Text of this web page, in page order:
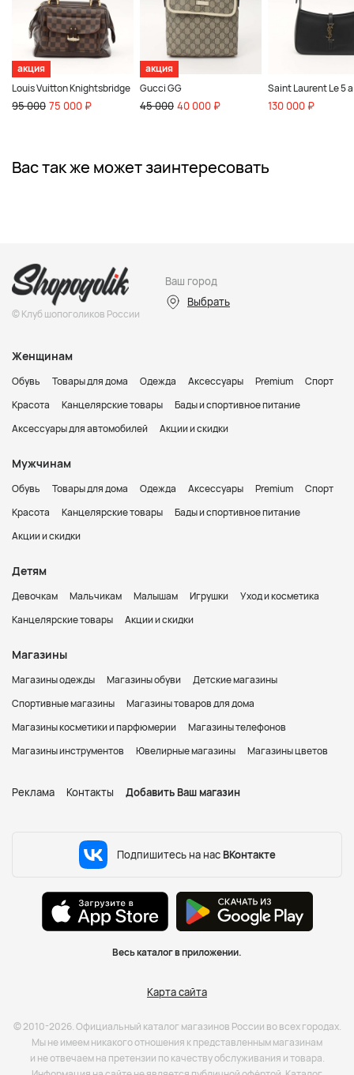
акция
Louis Vuitton Knightsbridge
95 000 75 000 ₽
акция
Gucci GG
45 000 40 000 ₽
Saint Laurent Le 5 a
130 000 ₽
Вас так же может заинтересовать
© Клуб шопоголиков России
Ваш город
Выбрать
Женщинам
Обувь Товары для дома Одежда Аксессуары Premium
Спорт
Красота
Канцелярские товары
Бады и спортивное питание
Аксессуары для автомобилей
Акции и скидки
Мужчинам
Обувь Товары для дома Одежда Аксессуары Premium
Спорт
Красота
Канцелярские товары
Бады и спортивное питание
Акции и скидки
Детям
Девочкам Мальчикам Малышам Игрушки
Уход и косметика
Канцелярские товары
Акции и скидки
Магазины
Магазины одежды Магазины обуви
Детские магазины
Спортивные магазины
Магазины товаров для дома
Магазины косметики и парфюмерии
Магазины телефонов
Магазины инструментов
Ювелирные магазины Магазины цветов
Реклама Контакты Добавить Ваш магазин
Подпишитесь на нас ВКонтакте
Весь каталог в приложении.
Карта сайта
© 2010-2026. Официальный каталог магазинов России во всех городах.
Мы не имеем никакого отношения к представленным магазинам
и не отвечаем на претензии по качеству обслуживания и товара.